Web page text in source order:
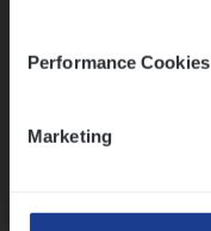
Performance Cookies
Marketing